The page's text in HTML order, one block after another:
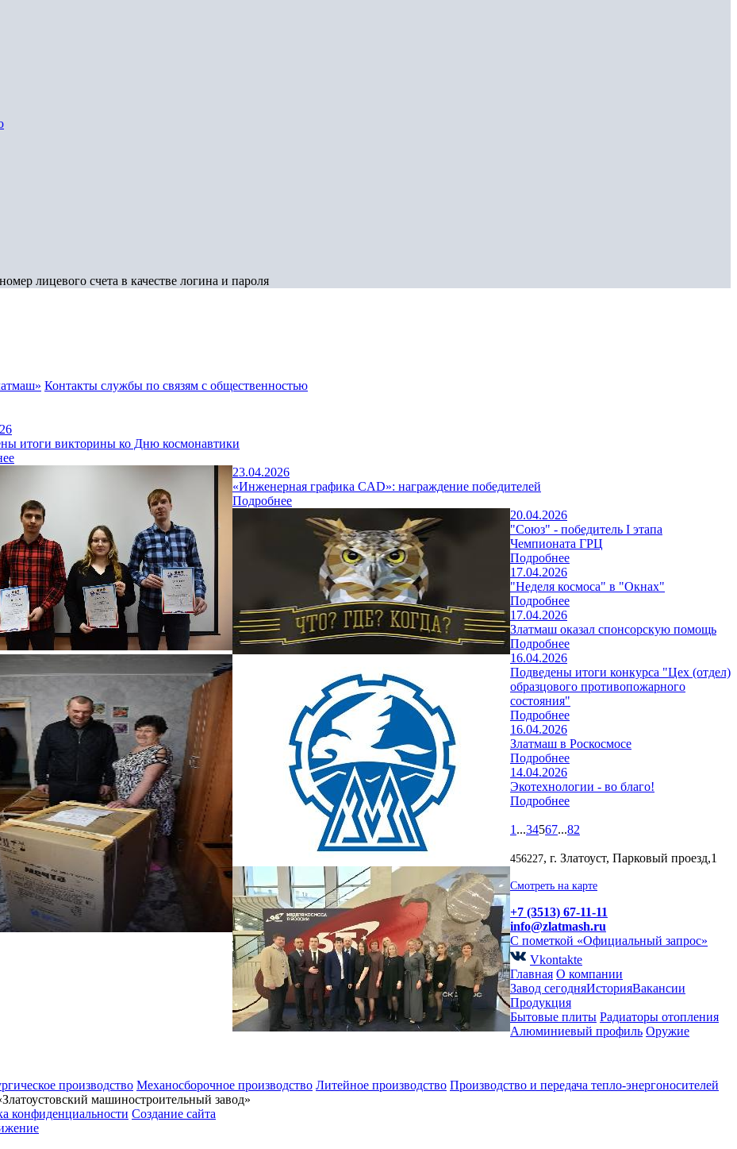
лицевого счета в качестве логина и пароля
Контакты службы по связям с общественностью
итоги викторины ко Дню космонавтики
23.04.2026
«Инженерная графика CAD»: награждение победителей
Подробнее
20.04.2026
"Союз" - победитель I этапа
Чемпионата ГРЦ
Подробнее
17.04.2026
"Неделя космоса" в "Окнах"
Подробнее
17.04.2026
Златмаш оказал спонсорскую помощь
Подробнее
16.04.2026
Подведены итоги конкурса "Цех (отдел)
образцового противопожарного
состояния"
Подробнее
16.04.2026
Златмаш в Роскосмосе
Подробнее
14.04.2026
Экотехнологии - во благо!
Подробнее
1 ...34567...82
456227, г. Златоуст, Парковый проезд,1
Смотреть на карте
+7 (3513) 67-11-11
info@zlatmash.ru
С пометкой «Официальный запрос»
Vkontakte
Главная О компании
Завод сегодняИсторияВакансии
Продукция
Бытовые плиты Радиаторы отопления
Алюминиевый профиль Оружие
производство Механосборочное производство Литейное производство Производство и передача тепло-энергоносителей
машиностроительный завод»
конфиденциальности Создание сайта